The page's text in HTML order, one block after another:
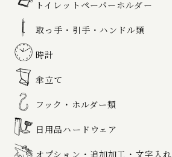
トイレットペーパーホルダー
取っ手・引手・ハンドル類
時計
傘立て
フック・ホルダー類
日用品ハードウェア
オプション・追加加工・文字入れ